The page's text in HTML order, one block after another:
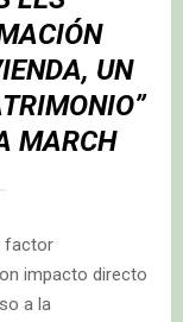
UN
MARCH
factor
impacto directo
a la